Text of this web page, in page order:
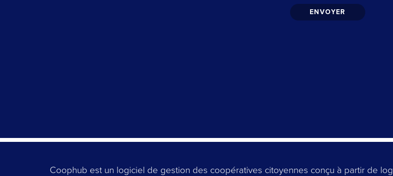
Coophub est un logiciel de gestion des coopératives citoyennes conçu à partir de